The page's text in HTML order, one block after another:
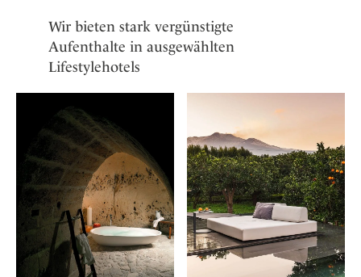
Kroatien
Mexico
Niederlande
Portugal
Schweden
Spanien
Schweiz
USA
Osterkalender
Persönlichkeiten
Mission Statement
Our Story
Career
Kontakt
Wir bieten stark vergünstigte
Aufenthalte in ausgewählten
Lifestylehotels